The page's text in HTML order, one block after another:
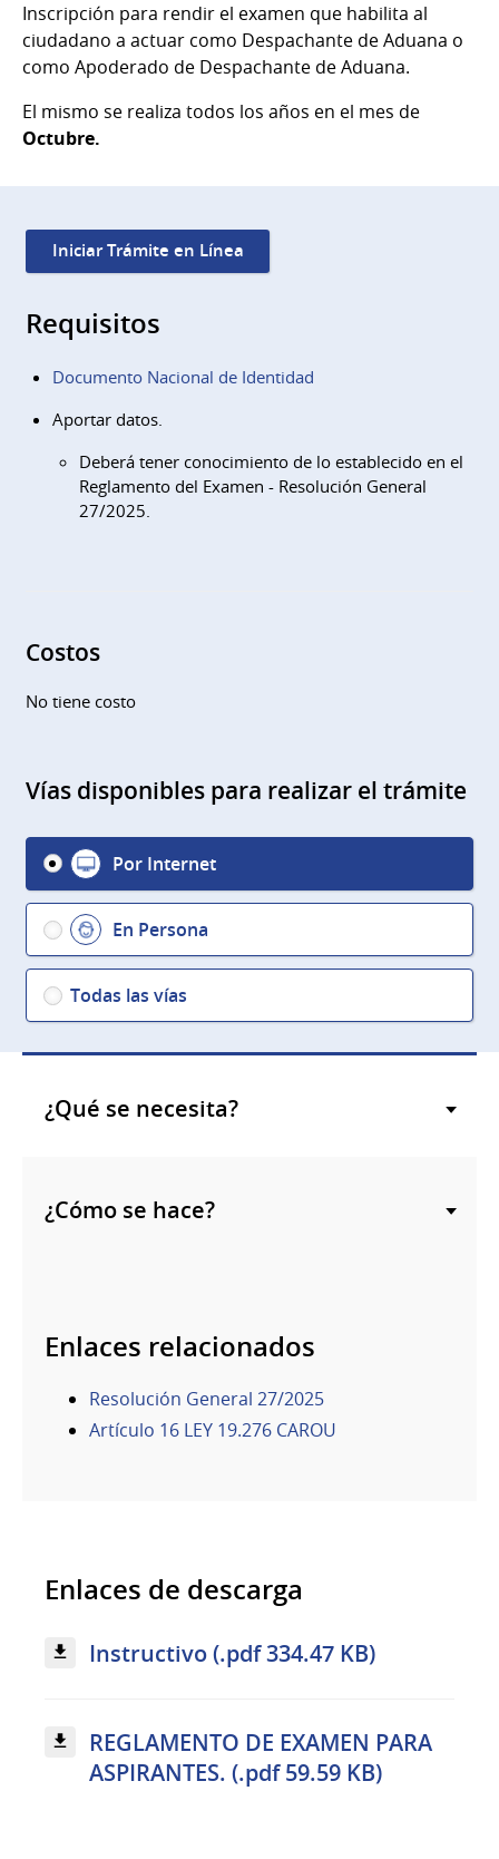
Inscripción para rendir el examen que habilita al
ciudadano a actuar como Despachante de Aduana o
como Apoderado de Despachante de Aduana.
El mismo se realiza todos los años en el mes de
Octubre.
Iniciar Trámite en Línea
Requisitos
Documento Nacional de Identidad
Aportar datos.
Deberá tener conocimiento de lo establecido en el
Reglamento del Examen - Resolución General
27/2025.
Costos
No tiene costo
Vías disponibles para realizar el trámite
Por Internet
En Persona
Todas las vías
¿Qué se necesita?
¿Cómo se hace?
Enlaces relacionados
Resolución General 27/2025
Artículo 16 LEY 19.276 CAROU
Enlaces de descarga
Instructivo (.pdf 334.47 KB)
REGLAMENTO DE EXAMEN PARA
ASPIRANTES. (.pdf 59.59 KB)